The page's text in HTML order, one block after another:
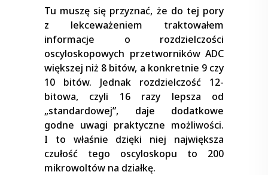
Tu muszę się przyznać, że do tej pory
z lekceważeniem traktowałem
informacje o rozdzielczości
oscyloskopowych przetworników ADC
większej niż 8 bitów, a konkretnie 9 czy
10 bitów. Jednak rozdzielczość 12-
bitowa, czyli 16 razy lepsza od
„standardowej”, daje dodatkowe
godne uwagi praktyczne możliwości.
I to właśnie dzięki niej największa
czułość tego oscyloskopu to 200
mikrowoltów na działkę.